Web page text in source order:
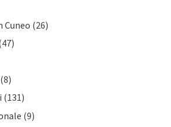
Cuneo (26)
(8)
(131)
(9)